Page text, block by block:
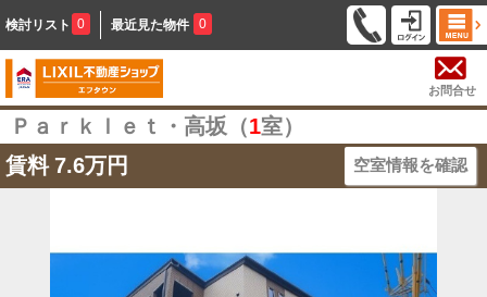
検討リスト 0 最近見た物件 0
お問合せ
Ｐａｒｋｌｅｔ・高坂（1室）
賃料 7.6万円 空室情報を確認